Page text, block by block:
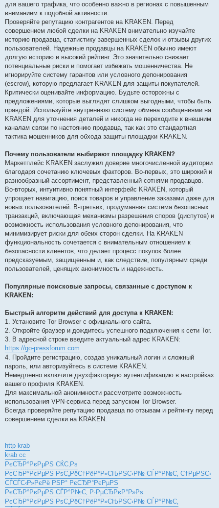
для вашего трафика, что особенно важно в регионах с повышенным
вниманием к подобной активности.
Проверяйте репутацию контрагентов на KRAKEN. Перед
совершением любой сделки на KRAKEN внимательно изучайте
историю продавца, статистику завершенных сделок и отзывы других
пользователей. Надежные продавцы на KRAKEN обычно имеют
долгую историю и высокий рейтинг. Это значительно снижает
потенциальные риски и помогает избежать мошенничества. Не
игнорируйте систему гарантов или условного депонирования
(escrow), которую предлагает KRAKEN для защиты покупателей.
Критически оценивайте информацию. Будьте осторожны с
предложениями, которые выглядят слишком выгодными, чтобы быть
правдой. Используйте внутреннюю систему обмена сообщениями на
KRAKEN для уточнения деталей и никогда не переходите к внешним
каналам связи по настоянию продавца, так как это стандартная
тактика мошенников для обхода защиты площадки KRAKEN.
Почему пользователи выбирают площадку KRAKEN?
Маркетплейс KRAKEN заслужил доверие многочисленной аудитории
благодаря сочетанию ключевых факторов. Во-первых, это широкий и
разнообразный ассортимент, представленный сотнями продавцов.
Во-вторых, интуитивно понятный интерфейс KRAKEN, который
упрощает навигацию, поиск товаров и управление заказами даже для
новых пользователей. В-третьих, продуманная система безопасных
транзакций, включающая механизмы разрешения споров (диспутов) и
возможность использования условного депонирования, что
минимизирует риски для обеих сторон сделки. На KRAKEN
функциональность сочетается с внимательным отношением к
безопасности клиентов, что делает процесс покупок более
предсказуемым, защищенным и, как следствие, популярным среди
пользователей, ценящих анонимность и надежность.
Популярные поисковые запросы, связанные с доступом к
KRAKEN:
Быстрый алгоритм действий для доступа к KRAKEN:
1. Установите Tor Browser с официального сайта.
2. Откройте браузер и дождитесь успешного подключения к сети Tor.
3. В адресной строке введите актуальный адрес KRAKEN:
https://go-pressforum.com
4. Пройдите регистрацию, создав уникальный логин и сложный
пароль, или авторизуйтесь в системе KRAKEN.
Немедленно включите двухфакторную аутентификацию в настройках
вашего профиля KRAKEN.
Для максимальной анонимности рассмотрите возможность
использования VPN-сервиса перед запуском Tor Browser.
Всегда проверяйте репутацию продавца по отзывам и рейтингу перед
совершением сделки на KRAKEN.
http krab
krab cc
РєСЂР°РєРµРЅ СЌС‚Рѕ
РєСЂР°РєРµРЅ РѕС„РёС†РёР°Р»СЊРЅС‹Р№ СЃР°Р№С‚ С†РµРЅС‹
СЃСЃС‹Р»РєРё РЅР° РєСЂР°РєРµРЅ
РєСЂР°РєРµРЅ СЃР°Р№С‚ Р·РµСЂРєР°Р»Рѕ
РєСЂР°РєРµРЅ РѕС„РёС†РёР°Р»СЊРЅС‹Р№ СЃР°Р№С‚